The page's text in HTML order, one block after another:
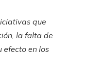
que
la falta de
efecto en los